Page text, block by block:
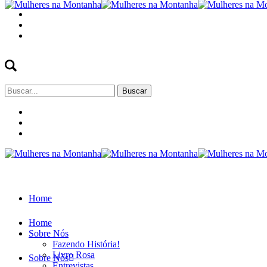
Buscar
por:
Home
Sobre Nós
Home
Sobre Nós
Fazendo História!
Livro Rosa